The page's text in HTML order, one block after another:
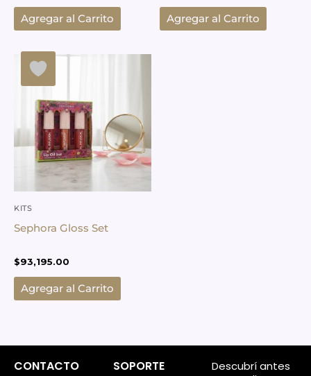
Agregar al Carrito Agregar al Carrito
KITS
Sephora Gloss Set
$93,195.00
Agregar al Carrito
CONTACTO SOPORTE
Descubrí antes